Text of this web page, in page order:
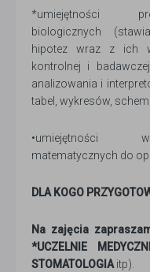
*umiejętności
biologicznych
hipotez wraz z ich
kontrolnej i
analizowania i
tabel, wykresów,
•umiejętności
matematycznych do
DLA KOGO
Na zajęcia
*UCZELNIE
STOMATOLOGIAitp).